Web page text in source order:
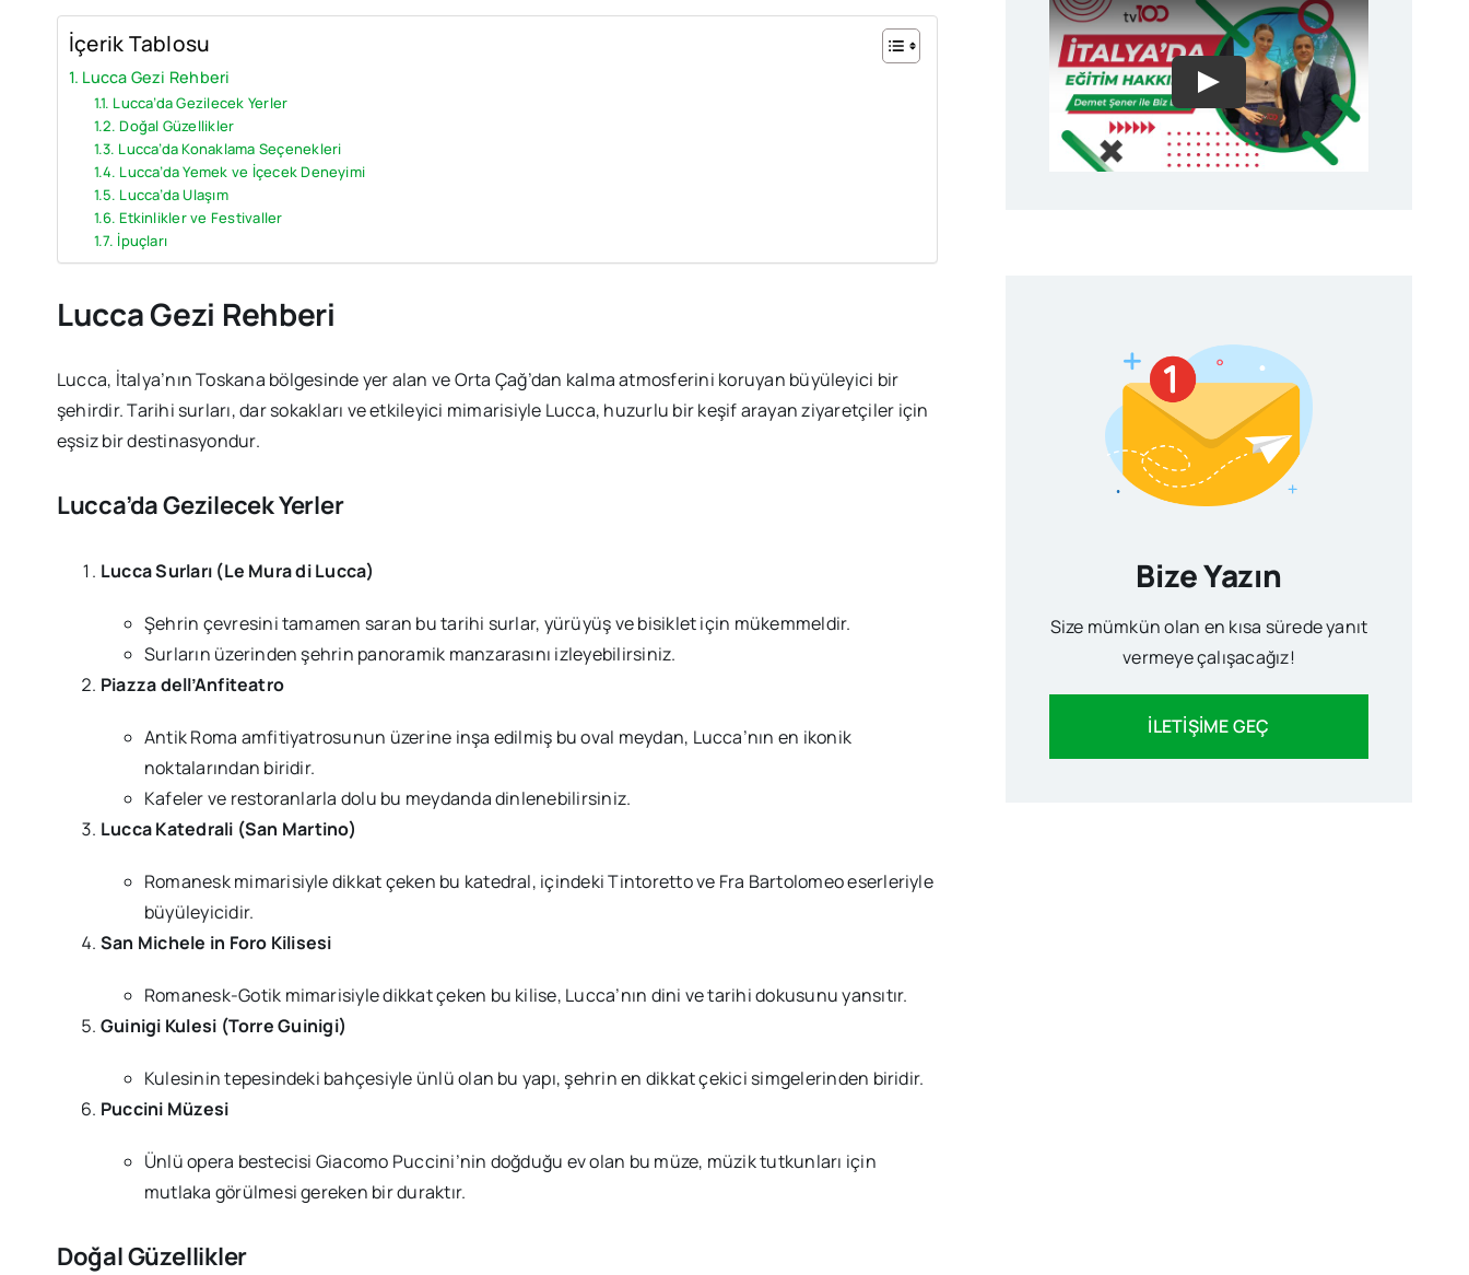
İçerik Tablosu
Lucca Gezi Rehberi
Lucca’da Gezilecek Yerler
Doğal Güzellikler
Lucca’da Konaklama Seçenekleri
Lucca’da Yemek ve İçecek Deneyimi
Lucca’da Ulaşım
Etkinlikler ve Festivaller
İpuçları
Lucca Gezi Rehberi
Lucca, İtalya’nın Toskana bölgesinde yer alan ve Orta Çağ’dan kalma atmosferini koruyan büyüleyici bir
şehirdir. Tarihi surları, dar sokakları ve etkileyici mimarisiyle Lucca, huzurlu bir keşif arayan ziyaretçiler için
eşsiz bir destinasyondur.
Lucca’da Gezilecek Yerler
Lucca Surları (Le Mura di Lucca)
Şehrin çevresini tamamen saran bu tarihi surlar, yürüyüş ve bisiklet için mükemmeldir.
Surların üzerinden şehrin panoramik manzarasını izleyebilirsiniz.
Piazza dell’Anfiteatro
Antik Roma amfitiyatrosunun üzerine inşa edilmiş bu oval meydan, Lucca’nın en ikonik
noktalarından biridir.
Kafeler ve restoranlarla dolu bu meydanda dinlenebilirsiniz.
Lucca Katedrali (San Martino)
Romanesk mimarisiyle dikkat çeken bu katedral, içindeki Tintoretto ve Fra Bartolomeo eserleriyle
büyüleyicidir.
San Michele in Foro Kilisesi
Romanesk-Gotik mimarisiyle dikkat çeken bu kilise, Lucca’nın dini ve tarihi dokusunu yansıtır.
Guinigi Kulesi (Torre Guinigi)
Kulesinin tepesindeki bahçesiyle ünlü olan bu yapı, şehrin en dikkat çekici simgelerinden biridir.
Puccini Müzesi
Ünlü opera bestecisi Giacomo Puccini’nin doğduğu ev olan bu müze, müzik tutkunları için
mutlaka görülmesi gereken bir duraktır.
Doğal Güzellikler
Bize Yazın
Size mümkün olan en kısa sürede yanıt
vermeye çalışacağız!
İLETİŞİME GEÇ